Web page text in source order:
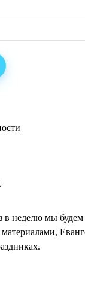
в неделю мы будем